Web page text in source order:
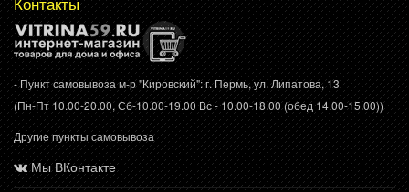
- Пункт самовывоза м-р "Кировский": г. Пермь, ул. Липатова, 13
(Пн-Пт 10.00-20.00, Сб-10.00-19.00 Вс - 10.00-18.00 (обед 14.00-15.00))
Другие пункты самовывоза
Мы ВКонтакте